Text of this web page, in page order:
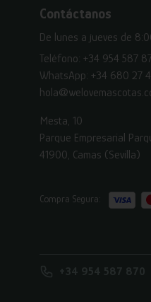
Contáctanos
De lunes a jueves de
Teléfono: +34 954 587
WhatsApp: +34 680 27
Mesta, 10
Parque Empresarial
41900, Camas (Sevilla)
Compra Segura:
+34 954 587 870